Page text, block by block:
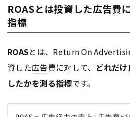
ROASとは投資した広告費
指標
ROASとは、Return On
資した広告費に対して、 どれだけ
したかを測る指標です。